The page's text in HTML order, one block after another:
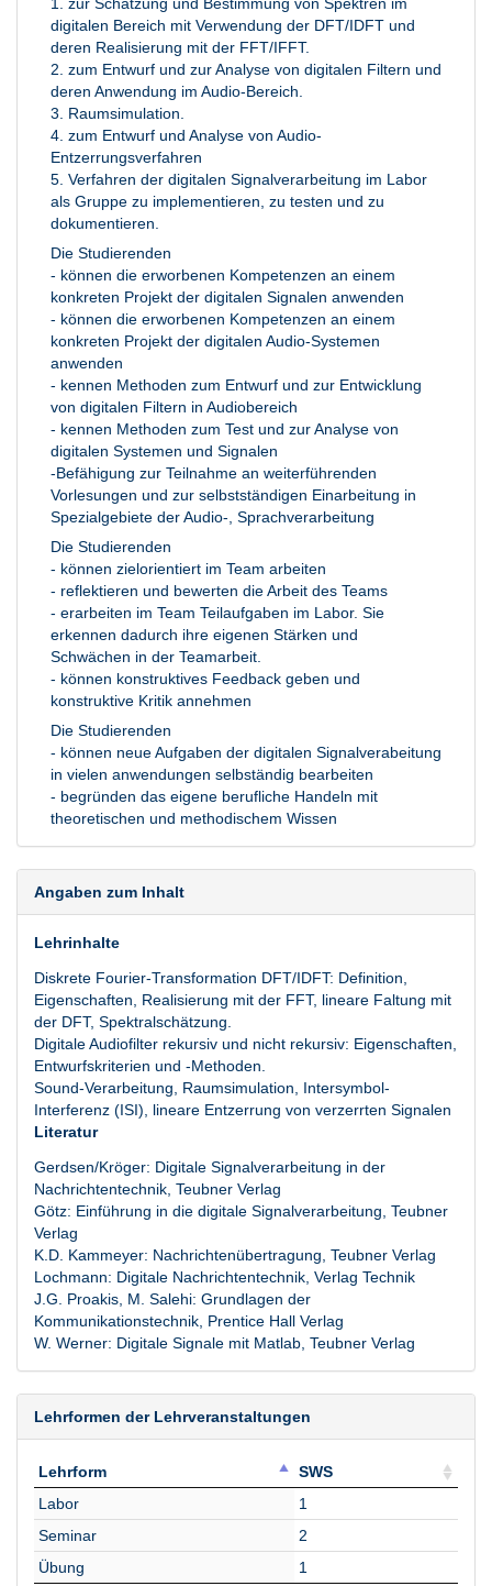
digitalen Bereich mit Verwendung der DFT/IDFT und
deren Realisierung mit der FFT/IFFT.
2. zum Entwurf und zur Analyse von digitalen Filtern und
deren Anwendung im Audio-Bereich.
3. Raumsimulation.
4. zum Entwurf und Analyse von Audio-
Entzerrungsverfahren
5. Verfahren der digitalen Signalverarbeitung im Labor
als Gruppe zu implementieren, zu testen und zu
dokumentieren.
Die Studierenden
- können die erworbenen Kompetenzen an einem
konkreten Projekt der digitalen Signalen anwenden
- können die erworbenen Kompetenzen an einem
konkreten Projekt der digitalen Audio-Systemen
anwenden
- kennen Methoden zum Entwurf und zur Entwicklung
von digitalen Filtern in Audiobereich
- kennen Methoden zum Test und zur Analyse von
digitalen Systemen und Signalen
-Befähigung zur Teilnahme an weiterführenden
Vorlesungen und zur selbstständigen Einarbeitung in
Spezialgebiete der Audio-, Sprachverarbeitung
Die Studierenden
- können zielorientiert im Team arbeiten
- reflektieren und bewerten die Arbeit des Teams
- erarbeiten im Team Teilaufgaben im Labor. Sie
erkennen dadurch ihre eigenen Stärken und
Schwächen in der Teamarbeit.
- können konstruktives Feedback geben und
konstruktive Kritik annehmen
Die Studierenden
- können neue Aufgaben der digitalen Signalverabeitung
in vielen anwendungen selbständig bearbeiten
- begründen das eigene berufliche Handeln mit
theoretischen und methodischem Wissen
Angaben zum Inhalt
Lehrinhalte
Diskrete Fourier-Transformation DFT/IDFT: Definition,
Eigenschaften, Realisierung mit der FFT, lineare Faltung mit
der DFT, Spektralschätzung.
Digitale Audiofilter rekursiv und nicht rekursiv: Eigenschaften,
Entwurfskriterien und -Methoden.
Sound-Verarbeitung, Raumsimulation, Intersymbol-
Interferenz (ISI), lineare Entzerrung von verzerrten Signalen
Literatur
Gerdsen/Kröger: Digitale Signalverarbeitung in der
Nachrichtentechnik, Teubner Verlag
Götz: Einführung in die digitale Signalverarbeitung, Teubner
Verlag
K.D. Kammeyer: Nachrichtenübertragung, Teubner Verlag
Lochmann: Digitale Nachrichtentechnik, Verlag Technik
J.G. Proakis, M. Salehi: Grundlagen der
Kommunikationstechnik, Prentice Hall Verlag
W. Werner: Digitale Signale mit Matlab, Teubner Verlag
Lehrformen der Lehrveranstaltungen
Lehrform
SWS
Lehrform
SWS
Labor
1
Seminar
2
Übung
1